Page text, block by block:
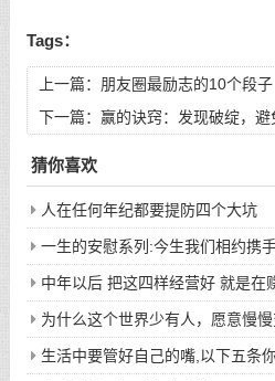
Tags：
上一篇： 朋友圈最励志的10个段子
下一篇： 赢的诀窍：发现破绽，避
猜你喜欢
人在任何年纪都要提防四个大坑
一生的安慰系列:今生我们相约携
次的回眸才换来今生的相遇
中年以后 把这四样经营好 就是在
为什么这个世界少有人，愿意慢慢
生活中要管好自己的嘴,以下五条